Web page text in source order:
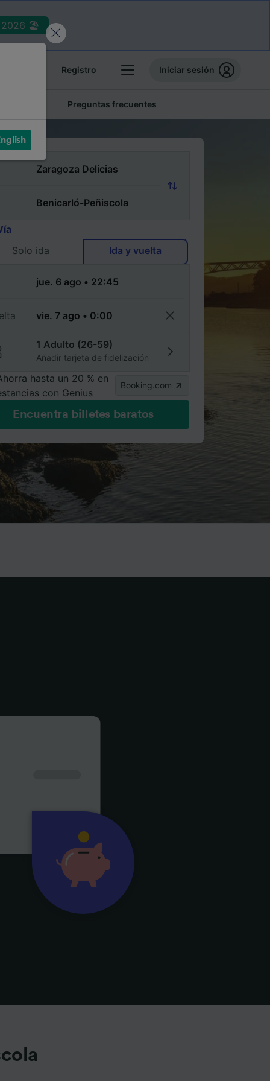
2026 🏖️
Registro Iniciar sesión
baratos Preguntas frecuentes
Solo ida
Ida y vuelta
1 Adulto (26-59)
Añadir tarjeta de fidelización
hasta un 20 % en
con Genius
Booking.com
Encuentra billetes baratos